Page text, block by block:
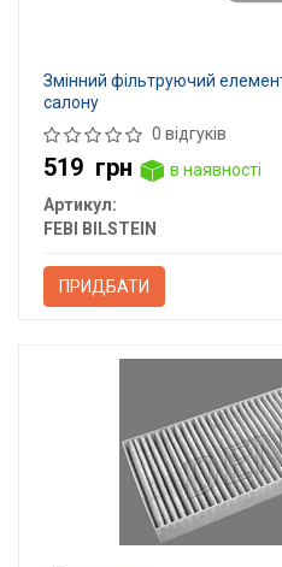
Змінний фільтруючий
салону
0 відгуків
519 грн
в наявності
Артикул:
FEBI BILSTEIN
ПРИДБАТИ